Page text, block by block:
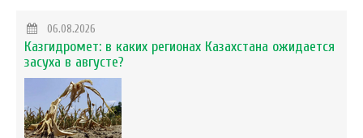
06.08.2026
Казгидромет: в каких регионах Казахстана ожидается
засуха в августе?